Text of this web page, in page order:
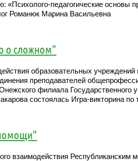
«Психолого-педагогические основы
Романюк Марина Васильевна
о сложном"
образовательных учреждений
преподавателей
филиала Государственного
состоялась Игра-викторина по
взаимодействия Республиканским